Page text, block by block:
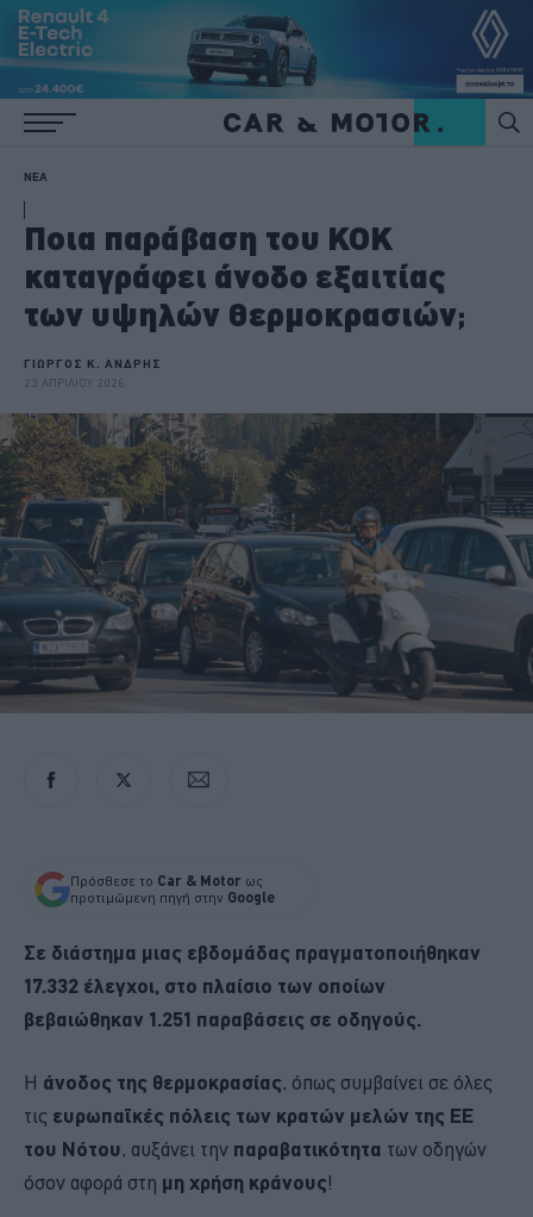
ΝΕΑ
Ποια παράβαση του ΚΟΚ
καταγράφει άνοδο εξαιτίας
των υψηλών θερμοκρασιών;
ΓΙΩΡΓΟΣ Κ. ΑΝΔΡΗΣ
23 ΑΠΡΙΛΙΟΥ 2026
Πρόσθεσε το Car & Motor ως
προτιμώμενη πηγή στην Google
Σε διάστημα μιας εβδομάδας πραγματοποιήθηκαν
17.332 έλεγχοι, στο πλαίσιο των οποίων
βεβαιώθηκαν 1.251 παραβάσεις σε οδηγούς.
Η άνοδος της θερμοκρασίας, όπως συμβαίνει σε όλες
τις ευρωπαϊκές πόλεις των κρατών μελών της ΕΕ
του Νότου, αυξάνει την παραβατικότητα των οδηγών
όσον αφορά στη μη χρήση κράνους!